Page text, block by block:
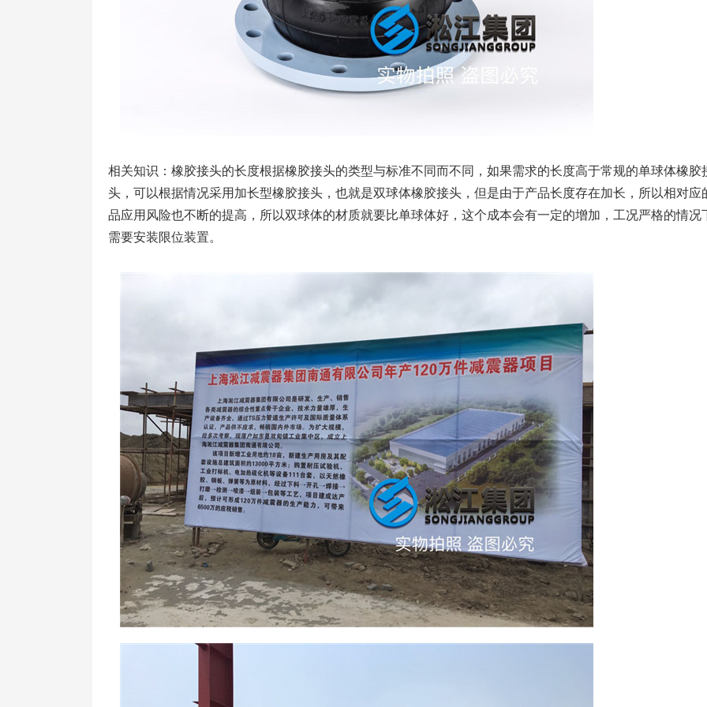
相关知识：橡胶接头的长度根据橡胶接头的类型与标准不同而不同，如果需求的长度高于常规的单球体橡胶
头，可以根据情况采用加长型橡胶接头，也就是双球体橡胶接头，但是由于产品长度存在加长，所以相对应
品应用风险也不断的提高，所以双球体的材质就要比单球体好，这个成本会有一定的增加，工况严格的情况
需要安装限位装置。